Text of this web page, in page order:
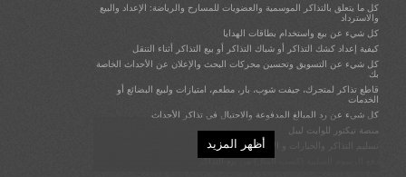
البدء السريع لتيكتور
تصميم موقعك
إضافة المحتوى والصفحات إلى موقعك والتنقل العلوي
أنشئ محتوى / صفحات مقصودة وأضف محتوى إلى صفحاتك
بيع البضائع، أو الأطعمة، أو المشروبات، أو بطاقات الهدايا، أو الخدمات في
متجرك أو متجر الهدايا، أو البار، أو المطعم أو الامتياز الخاص بك
جمع التبرعات وزيادة حجم التبرعات عن طريق إضافة جمع التبرعات إلى
تدفق الخروج
بيع بطاقات الهدايا واستخدامها وإدارتها
تسجيل الدخول / الاشتراك عبر جوجل
كل ما يتعلق بالتذاكر الموسمية والعضويات للمسارح والرياضة: الإعداد والبيع
والاسترداد
كل شيء عن بيع واستخدام بطاقات الهدايا
كيفية إعداد كشك التذاكر أو شباك التذاكر أو بيع التذاكر أثناء التنقل
كل شيء عن التسويق وتحسين محركات البحث والإعلان عن الأحداث الخاصة
بك
قاطع تذاكر لمتجرك، جيفت شوب، بار، مطعم، امتيازات ولبيع البضائع أو
الخدمات
كل شيء عن رد المبالغ المدفوعة والاحتيال في تذاكر الأحداث
منصة تيكتور للوايت ليبل
تسليم التذاكر والخيارات و الاعتباراتأظهر المزيد محادثة